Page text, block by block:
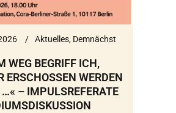
Aktuelles, Demnächst
WEG BEGRIFF ICH,
ERSCHOSSEN WERDEN
– IMPULSREFERATE